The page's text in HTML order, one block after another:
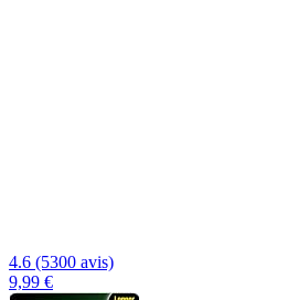
4.6 (5300 avis)
9,99 €